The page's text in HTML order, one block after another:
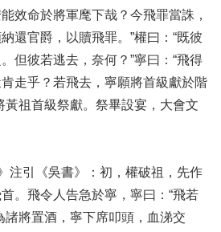
效命於將軍麾下哉？今飛罪當誅，
還官爵，以贖飛罪。”權曰：“既彼
但彼若逃去，奈何？”寧曰：“飛得
走乎？若飛去，寧願將首級獻於階
黃祖首級祭獻。祭畢設宴，大會文
注引《吳書》：初，權破祖，先作
。飛令人告急於寧，寧曰：“飛若
諸將置酒，寧下席叩頭，血涕交